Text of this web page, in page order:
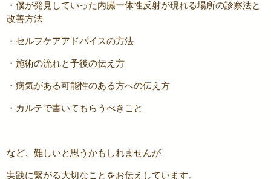
・僕が発見していった内臓ー体性反射が現れる場所の診察法と
改善方法
・セルフケアアドバイスの方法
・施術の流れと予後の伝え方
・病気がある可能性のある方への伝え方
・カルテで書いてもらうべきこと
など、難しいと思うかもしれませんが
実践に繋がる大切なことをお伝えしています。